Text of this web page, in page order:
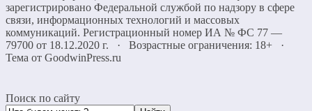
зарегистрировано Федеральной службой по надзору в сфере
связи, информационных технологий и массовых
коммуникаций. Регистрационный номер ИА № ФС 77 —
79700 от 18.12.2020 г. · Возрастные ограничения: 18+
·
Тема от GoodwinPress.ru
Поиск по сайту